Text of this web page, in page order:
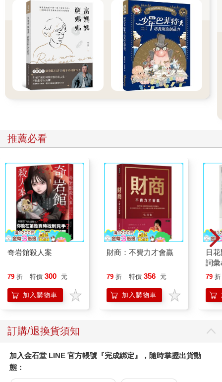
標準規格乙太坊開發者意見-20(ERC-20)標準實作「智能合約」，
利用乙太坊的礦工執行記帳工作。
5. 未來發展：說明公司或個人發行加密貨幣未來有那些發展，要
把所有未來可能的商業模式都寫進去，股票的價格看未來，加密
貨幣的價格也看未來，總之最好讓大家相信馬的幣未來可以取代
黃金保值，可以取代美金交易，可以跨國匯兌免手續費等。 ●馬
的幣即將上市：萬眾矚目白皮書搶先大公開 1. 貨幣名稱：馬的幣
(Mars’coin)。
2. 團隊背景：由馬思客個人發起。
「跨國匯兌」只需要10秒鐘並且免手續費，還可以用來購買特思
啦電動車，支付線上升級費用、車上服務軟體費用等。
4. 運作方式：由創辦人號召全球網路愛好者共同參與建立全新的
區塊鏈，稱為「馬的鏈(Mars’ blockchain)」，為確保區塊鏈演算
法穩定性與安全性，直接沿用目前廣為使用者接受的比特幣區塊
鏈，並且改良區塊大小為16MB，每分鐘採出一個區塊，因此每秒
鐘可以完成超過1,000筆交易，增加交易速度可以加速流通，成為
實用的加密貨幣。
(以馬思客的知名度，如果要發幣，我相信立刻可以號召數千名礦
工採礦，因此就算發了幣，最後幣都被礦工挖走，自己也賺的不
多，因此比較可行的方式還是學習瑞波幣直接發行1,000億枚，不
直接在整個網路中流通，而是透過緩慢的發行。因為一下子往市
場全部倒出去，幣值會崩盤，所以就「緩慢的倒」，把它換成現
金吧！如果馬的幣能夠漲到2美元，那等於憑空創造了2,000億美
金，真的比做電動車還賺吧！)
5. 未來發展：由創辦人出面與全球知名企業洽談合作，未來大家
可以使用馬的幣線上購物、實體購物，甚至可以支付思倍思X公司
用紙鈔與硬幣非常不便，因此在火星上直接以手機安裝應用程式
使用馬的幣支付交易，方便又快速，而且馬的幣未來將支援「跨
星匯兌」，由火星匯款到地球，平均只需要大約12.5分鐘。 8-5
比百年鑽石行銷騙局更精采的把戲：加密貨幣！ ●最精采的行
銷：騙了全世界百年的鑽石騙局 長久以來，鑽石代表了尊貴的身
推薦必看
奇岩館殺人案
79 折 特價 300 元
加入購物車
財商：不費力才會贏
79 折 特價 356 元
加入購物車
日
詞
79 折
訂購/退換貨須知
加入金石堂 LINE 官方帳號『完成綁定』，隨時掌握出貨動
態：